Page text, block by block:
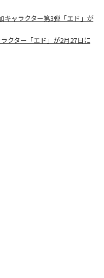
キャラクター第3弾「エド」が
クター「エド」が2月27日に